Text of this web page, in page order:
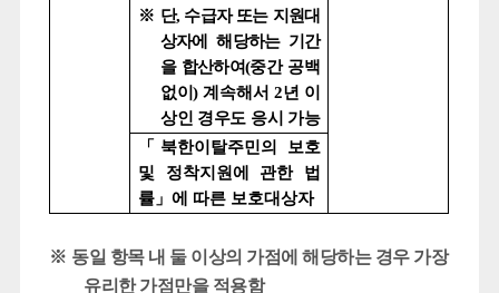
※ 단, 수급자 또는 지원대
상자에 해당하는 기간
을 합산하여(중간 공백
없이)계속해서 2년 이
상인 경우도 응시 가능
「 북한이탈주민의 보호
및 정착지원에 관한 법
률 」에 따른 보호대상자
※ 동일 항목 내 둘 이상의 가점에 해당하는 경우 가장
유리한 가점만을 적용함